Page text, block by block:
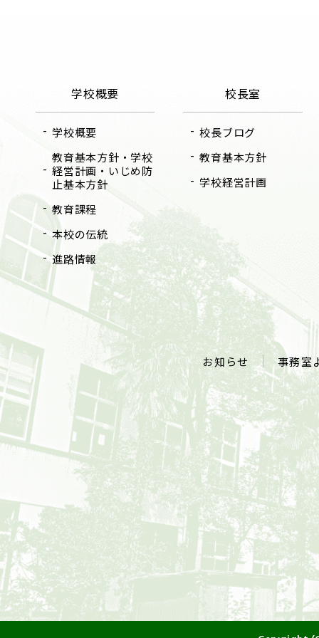
学校概要
学校概要
教育基本方針・学校
経営計画・いじめ防
止基本方針
教育課程
本校の伝統
進路情報
校長室
校長ブログ
教育基本方針
学校経営計画
お知らせ 事務室